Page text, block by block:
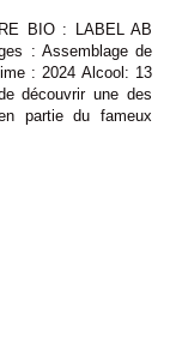
BIO : LABEL AB
: Assemblage de
: 2024 Alcool: 13
découvrir une des
partie du fameux